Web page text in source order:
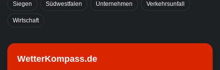
Siegen Südwestfalen Unternehmen Verkehrsunfall
Wirtschaft
WetterKompass.de